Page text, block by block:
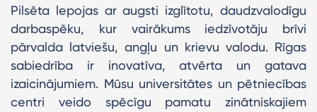
Pilsēta lepojas ar augsti izglītotu, daudzvalodīgu
darbaspēku, kur vairākums iedzīvotāju brīvi
pārvalda latviešu, angļu un krievu valodu. Rīgas
sabiedrība ir inovatīva, atvērta un gatava
izaicinājumiem. Mūsu universitātes un pētniecības
centri veido spēcīgu pamatu zinātniskajiem